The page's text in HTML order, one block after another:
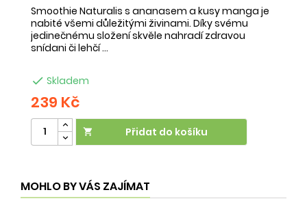
Smoothie Naturalis s ananasem a kusy manga je
nabité všemi důležitými živinami. Díky svému
jedinečnému složení skvěle nahradí zdravou
snídani či lehčí ...
 Skladem
239 Kč
 Přidat do košíku
MOHLO BY VÁS ZAJÍMAT